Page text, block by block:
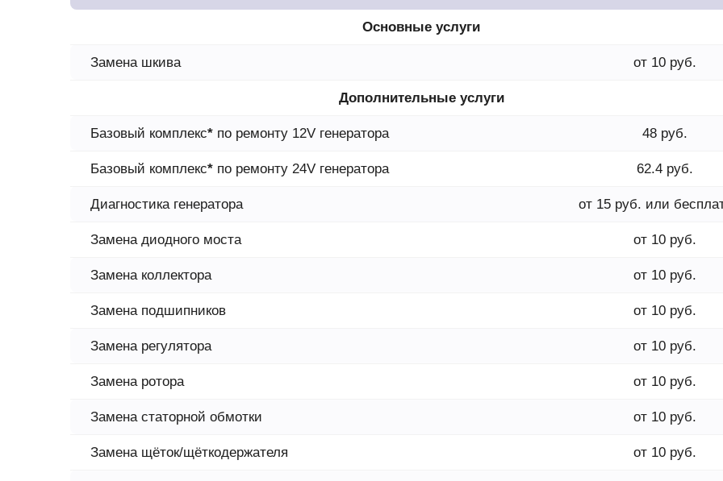
Основные услуги
Замена шкива от 10 руб.
Дополнительные услуги
Базовый комплекс* по ремонту 12V генератора 48 руб.
Базовый комплекс* по ремонту 24V генератора 62.4 руб.
Диагностика генератора от 15 руб. или
Замена диодного моста от 10 руб.
Замена коллектора от 10 руб.
Замена подшипников от 10 руб.
Замена регулятора от 10 руб.
Замена ротора от 10 руб.
Замена статорной обмотки от 10 руб.
Замена щёток/щёткодержателя от 10 руб.